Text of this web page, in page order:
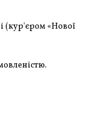
(кур'єром «Нової